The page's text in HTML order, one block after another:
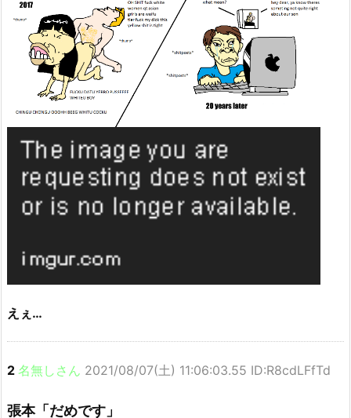
えぇ…
2 名無しさん 2021/08/07(土) 11:06:03.55 ID:R8cdLFfTd
張本「だめです」